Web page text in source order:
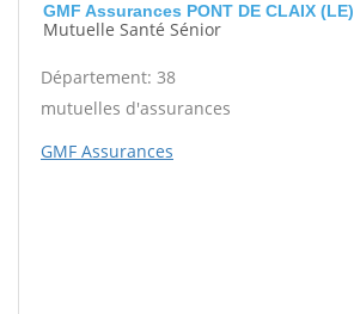
GMF Assurances PONT DE CLAIX (LE)
Mutuelle Santé Sénior
Département: 38
mutuelles d'assurances
GMF Assurances